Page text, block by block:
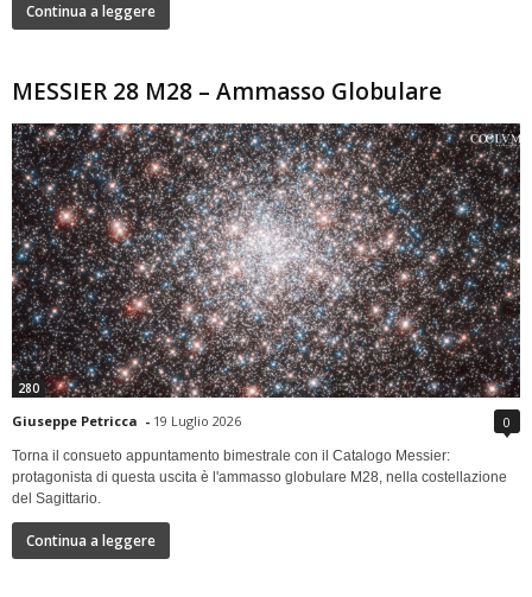
Continua a leggere
MESSIER 28 M28 – Ammasso Globulare
280
Giuseppe Petricca - 19 Luglio 2026 0
Torna il consueto appuntamento bimestrale con il Catalogo Messier:
protagonista di questa uscita è l'ammasso globulare M28, nella costellazione
del Sagittario.
Continua a leggere